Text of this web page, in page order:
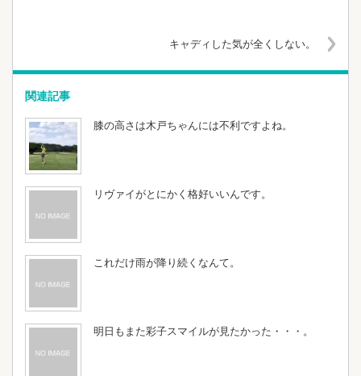
キャディした気が全くしない。
関連記事
膝の高さは木戸ちゃんには不利ですよね。
リヴァイがとにかく格好いいんです。
これだけ雨が降り続くなんて。
明日もまた彩子スマイルが見たかった・・・。